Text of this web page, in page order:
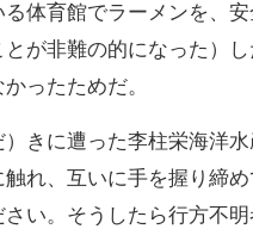
体育館でラーメンを、
が非難の的になった）
ったためだ。
きに遭った李柱栄海洋
れ、互いに手を握り締
い。そうしたら行方不